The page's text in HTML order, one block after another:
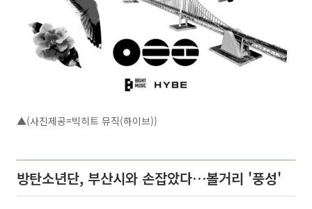
▲(사진제공=빅히트 뮤직(하이브))
방탄소년단, 부산시와 손잡았다…볼거리 '풍성'